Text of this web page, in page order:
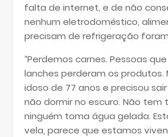
falta de internet, e de não
nenhum eletrodoméstico,
precisam de refrigeração
“Perdemos carnes. Pessoas
lanches perderam os produtos.
idoso de 77 anos e precisou
não dormir no escuro. Não tem
ninguém toma água gelada.
vela, parece que estamos